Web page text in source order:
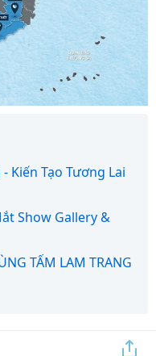
Kiến Tạo Tương Lai
Show Gallery &
TẤM LAM TRANG